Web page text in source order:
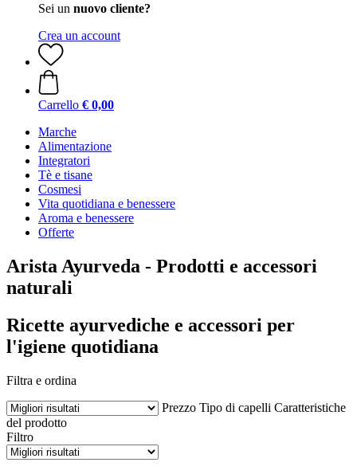
Sei un nuovo cliente?
Crea un account
Carrello € 0,00
Marche
Alimentazione
Integratori
Tè e tisane
Cosmesi
Vita quotidiana e benessere
Aroma e benessere
Offerte
Arista Ayurveda - Prodotti e accessori
naturali
Ricette ayurvediche e accessori per
l'igiene quotidiana
Filtra e ordina
Prezzo Tipo di capelli Caratteristiche
del prodotto
Filtro